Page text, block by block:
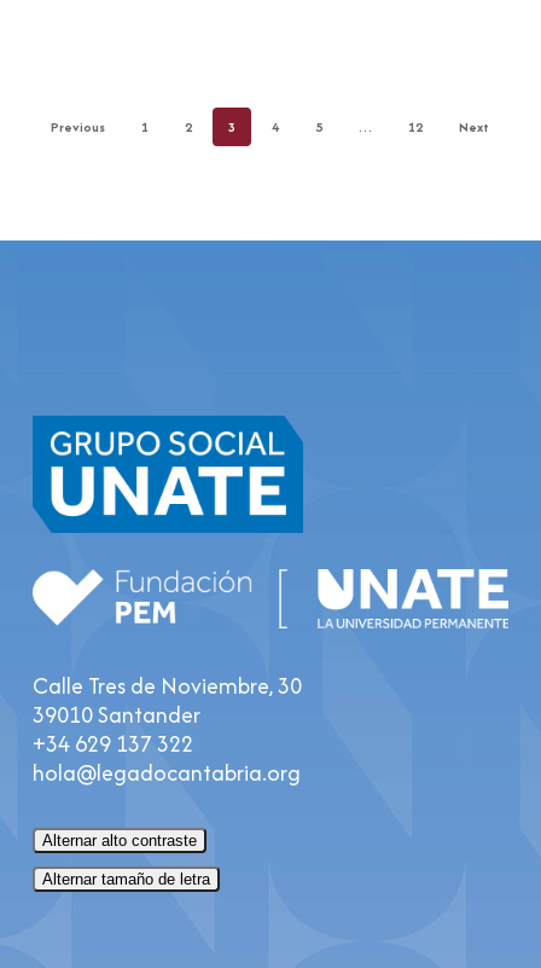
Previous 1 2 3 4 5 … 12 Next
Calle Tres de Noviembre, 30
39010 Santander
+34 629 137 322
hola@legadocantabria.org
Alternar alto contraste
Alternar tamaño de letra